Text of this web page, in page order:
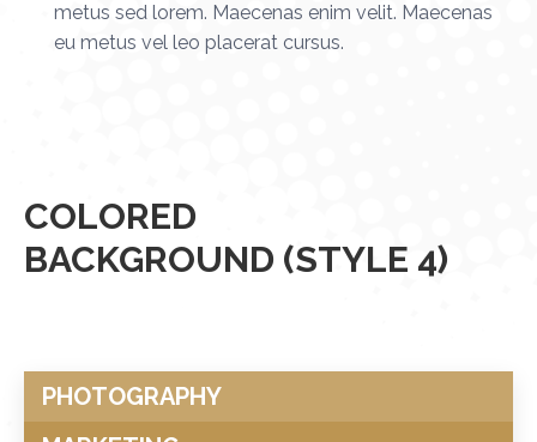
metus sed lorem. Maecenas enim velit. Maecenas
eu metus vel leo placerat cursus.
COLORED
BACKGROUND (STYLE 4)
PHOTOGRAPHY